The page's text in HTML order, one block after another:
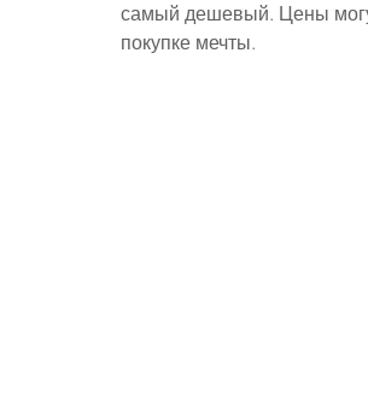
самый дешевый. Цены
покупке мечты.